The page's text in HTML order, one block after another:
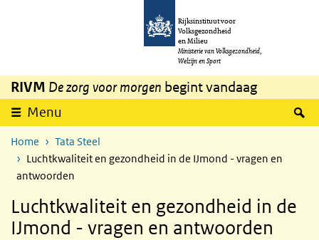
Overslaan en naar de inhoud gaan
Rijksinstituut voor
Volksgezondheid
en Milieu
Ministerie van Volksgezondheid,
Welzijn en Sport
RIVM De zorg voor morgen begint vandaag
Menu
Home
Tata Steel
Luchtkwaliteit en gezondheid in de IJmond - vragen en
antwoorden
Luchtkwaliteit en gezondheid in de
IJmond - vragen en antwoorden